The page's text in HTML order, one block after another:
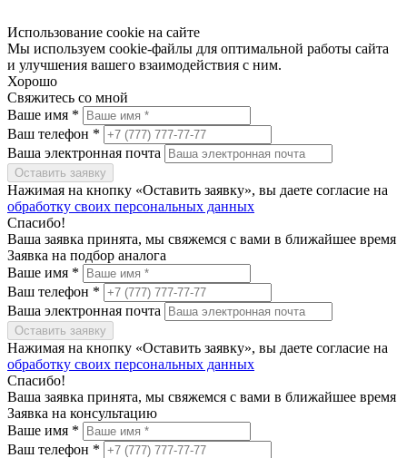
Использование cookie на сайте
Мы используем cookie-файлы для оптимальной работы сайта
и улучшения вашего взаимодействия с ним.
Хорошо
Свяжитесь со мной
Ваше имя *
Ваш телефон *
Ваша электронная почта
Оставить заявку
Нажимая на кнопку «Оставить заявку», вы даете согласие на
обработку своих персональных данных
Спасибо!
Ваша заявка принята, мы свяжемся с вами в ближайшее время
Заявка на подбор аналога
Ваше имя *
Ваш телефон *
Ваша электронная почта
Оставить заявку
Нажимая на кнопку «Оставить заявку», вы даете согласие на
обработку своих персональных данных
Спасибо!
Ваша заявка принята, мы свяжемся с вами в ближайшее время
Заявка на консультацию
Ваше имя *
Ваш телефон *